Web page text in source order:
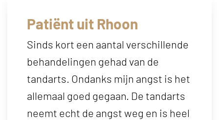
Patiënt uit Rhoon
Sinds kort een aantal verschillende
behandelingen gehad van de
tandarts. Ondanks mijn angst is het
allemaal goed gegaan. De tandarts
neemt echt de angst weg en is heel